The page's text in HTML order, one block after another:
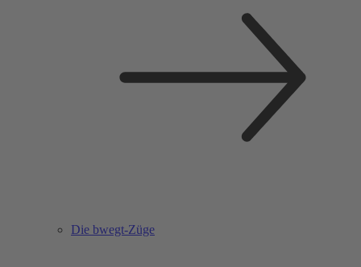
Die bwegt-Züge